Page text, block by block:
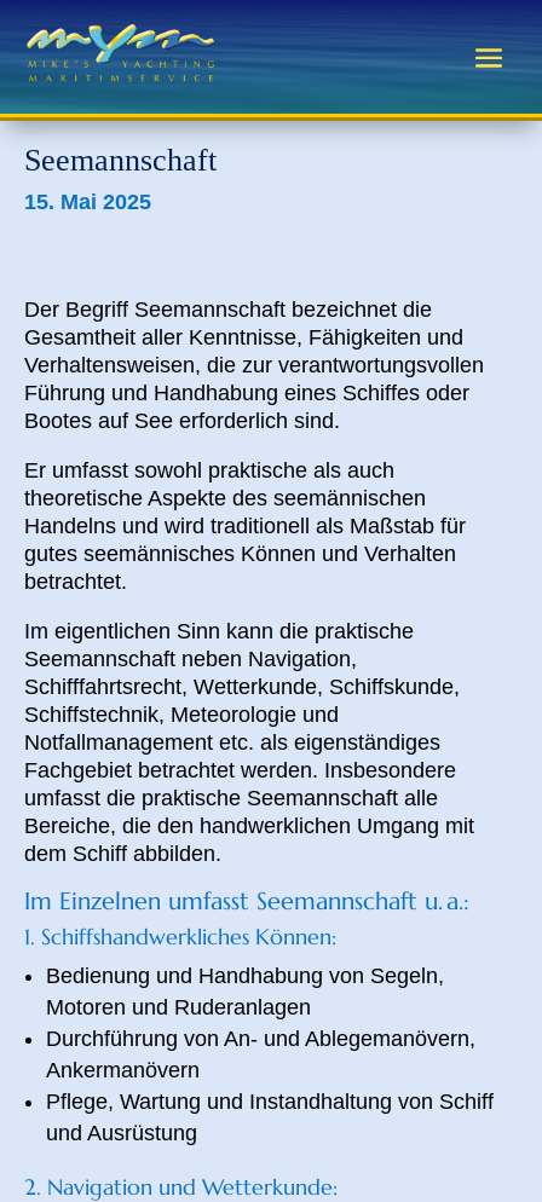
Seemannschaft
15. Mai 2025
Der Begriff Seemannschaft bezeichnet die
Gesamtheit aller Kenntnisse, Fähigkeiten und
Verhaltensweisen, die zur verantwortungsvollen
Führung und Handhabung eines Schiffes oder
Bootes auf See erforderlich sind.
Er umfasst sowohl praktische als auch
theoretische Aspekte des seemännischen
Handelns und wird traditionell als Maßstab für
gutes seemännisches Können und Verhalten
betrachtet.
Im eigentlichen Sinn kann die praktische
Seemannschaft neben Navigation,
Schifffahrtsrecht, Wetterkunde, Schiffskunde,
Schiffstechnik, Meteorologie und
Notfallmanagement etc. als eigenständiges
Fachgebiet betrachtet werden. Insbesondere
umfasst die praktische Seemannschaft alle
Bereiche, die den handwerklichen Umgang mit
dem Schiff abbilden.
Im Einzelnen umfasst Seemannschaft u. a.:
1. Schiffshandwerkliches Können:
Bedienung und Handhabung von Segeln,
Motoren und Ruderanlagen
Durchführung von An- und Ablegemanövern,
Ankermanövern
Pflege, Wartung und Instandhaltung von Schiff
und Ausrüstung
2. Navigation und Wetterkunde: